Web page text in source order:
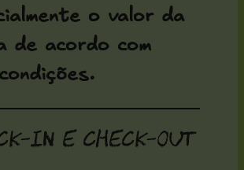
o valor da
de acordo com
in e check-out